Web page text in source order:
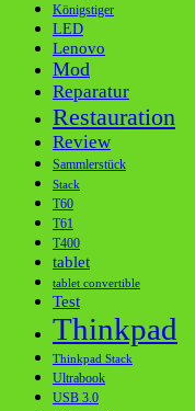
Königstiger
LED
Lenovo
Mod
Reparatur
Restauration
Review
Sammlerstück
Stack
T60
T61
T400
tablet
tablet convertible
Test
Thinkpad
Thinkpad Stack
Ultrabook
USB 3.0